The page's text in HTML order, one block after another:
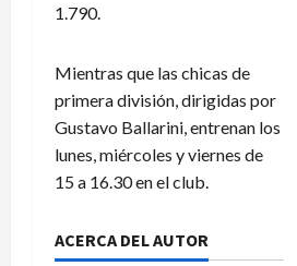
1.790.
Mientras que las chicas de
primera división, dirigidas por
Gustavo Ballarini, entrenan los
lunes, miércoles y viernes de
15 a 16.30 en el club.
ACERCA DEL AUTOR